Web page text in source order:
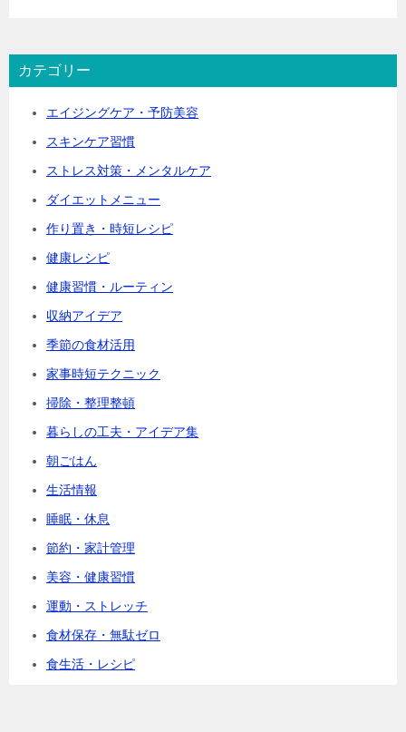
カテゴリー
エイジングケア・予防美容
スキンケア習慣
ストレス対策・メンタルケア
ダイエットメニュー
作り置き・時短レシピ
健康レシピ
健康習慣・ルーティン
収納アイデア
季節の食材活用
家事時短テクニック
掃除・整理整頓
暮らしの工夫・アイデア集
朝ごはん
生活情報
睡眠・休息
節約・家計管理
美容・健康習慣
運動・ストレッチ
食材保存・無駄ゼロ
食生活・レシピ